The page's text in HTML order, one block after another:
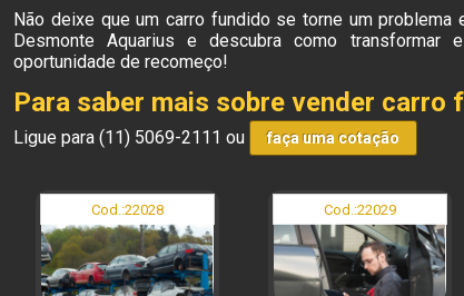
Não deixe que um carro fundido se torne um problema
Desmonte Aquarius e descubra como transformar
oportunidade de recomeço!
Para saber mais sobre vender carro
Ligue para(11) 5069-2111 ou faça uma cotação
Cod.:22028 Cod.:22029